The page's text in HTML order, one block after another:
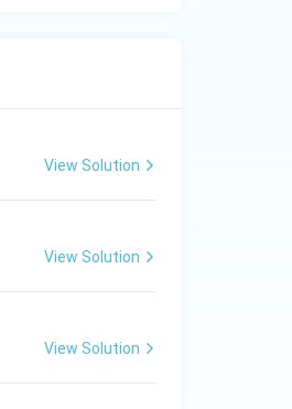
View Solution
View Solution
View Solution